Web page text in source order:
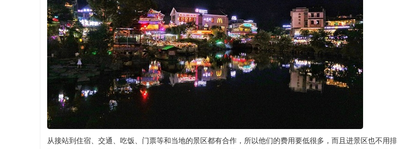
从接站到住宿、交通、吃饭、门票等和当地的景区都有合作，所以他们的费用要低很多，而且进景区也不用排